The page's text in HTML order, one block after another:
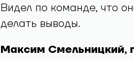
Видел по команде, что
делать выводы.
Максим Смельницкий,